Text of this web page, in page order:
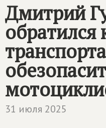
Дмитрий
обратился
31 июля 2025